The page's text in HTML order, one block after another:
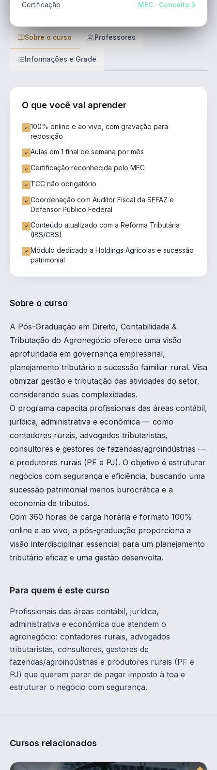
Sobre o curso Professores
Informações e Grade
O que você vai aprender
100% online e ao vivo, com gravação para
reposição
Aulas em 1 final de semana por mês
Certificação reconhecida pelo MEC
TCC não obrigatório
Coordenação com Auditor Fiscal da SEFAZ e
Defensor Público Federal
Conteúdo atualizado com a Reforma Tributária
(IBS/CBS)
Módulo dedicado a Holdings Agrícolas e sucessão
patrimonial
Sobre o curso
A Pós-Graduação em Direito, Contabilidade &
Tributação do Agronegócio oferece uma visão
aprofundada em governança empresarial,
planejamento tributário e sucessão familiar rural. Visa
otimizar gestão e tributação das atividades do setor,
considerando suas complexidades.
O programa capacita profissionais das áreas contábil,
jurídica, administrativa e econômica — como
contadores rurais, advogados tributaristas,
consultores e gestores de fazendas/agroindústrias —
e produtores rurais (PF e PJ). O objetivo é estruturar
negócios com segurança e eficiência, buscando uma
sucessão patrimonial menos burocrática e a
economia de tributos.
Com 360 horas de carga horária e formato 100%
online e ao vivo, a pós-graduação proporciona a
visão interdisciplinar essencial para um planejamento
tributário eficaz e uma gestão desenvolta.
Para quem é este curso
Profissionais das áreas contábil, jurídica,
administrativa e econômica que atendem o
agronegócio: contadores rurais, advogados
tributaristas, consultores, gestores de
fazendas/agroindústrias e produtores rurais (PF e
PJ) que querem parar de pagar imposto à toa e
estruturar o negócio com segurança.
Certificação MEC · Conceito 5
Cursos relacionados